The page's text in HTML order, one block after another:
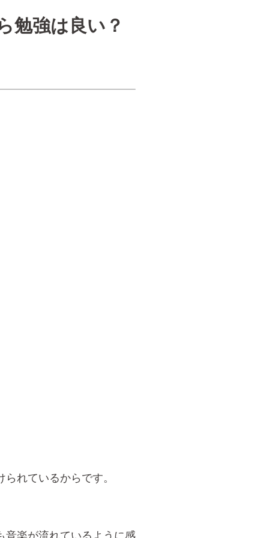
勉強は良い？
れているからです。
音楽が流れているように感